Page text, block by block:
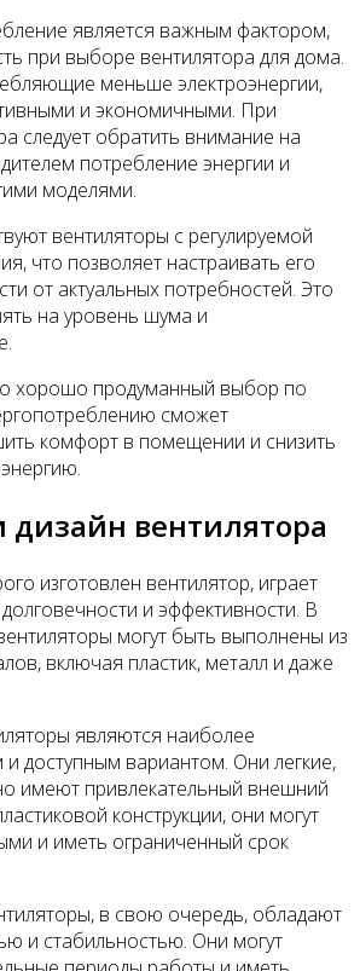
является важным фактором,
при выборе вентилятора для дома.
меньше электроэнергии,
и экономичными. При
следует обратить внимание на
потребление энергии и
моделями.
вентиляторы с регулируемой
что позволяет настраивать его
от актуальных потребностей. Это
на уровень шума и
хорошо продуманный выбор по
сможет
комфорт в помещении и снизить
вентилятора
изготовлен вентилятор, играет
и эффективности. В
могут быть выполнены из
включая пластик, металл и даже
являются наиболее
доступным вариантом. Они легкие,
имеют привлекательный внешний
конструкции, они могут
и иметь ограниченный срок
в свою очередь, обладают
и стабильностью. Они могут